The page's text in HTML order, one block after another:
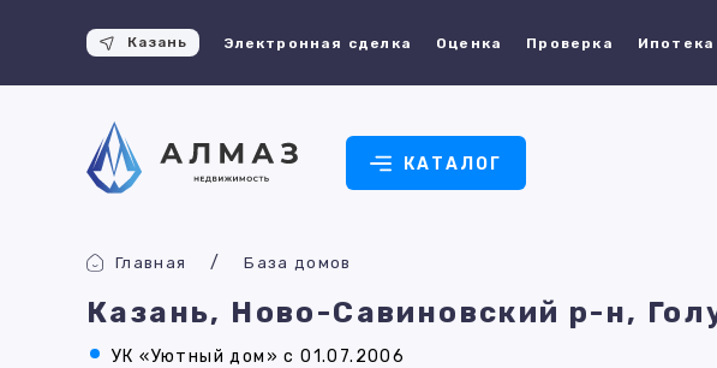
Казань Электронная сделка Оценка Проверка Ипотека
КАТАЛОГ
Главная База домов
Казань, Ново-Савиновский р-н,
УК «Уютный дом» с 01.07.2006